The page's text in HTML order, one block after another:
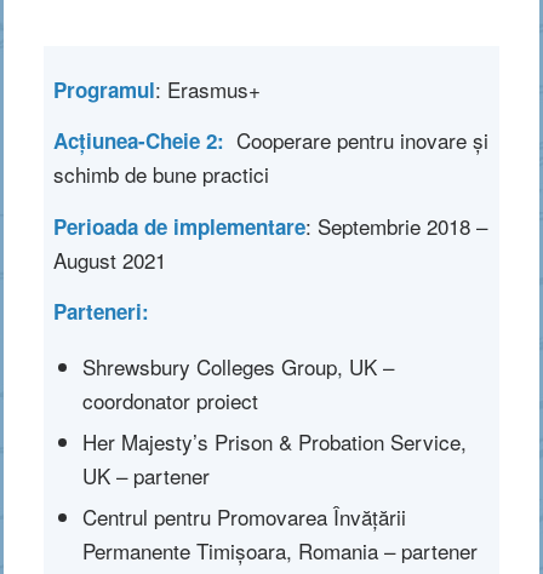
Programul: Erasmus+
Acțiunea-Cheie2: Cooperare pentru inovare și
schimb de bune practici
Perioada de implementare: Septembrie 2018 –
August 2021
Parteneri:
Shrewsbury Colleges Group, UK –
coordonator proiect
Her Majesty’s Prison & Probation Service,
UK – partener
Centrul pentru Promovarea Învățării
Permanente Timișoara, Romania – partener